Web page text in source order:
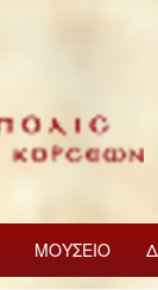
ΜΟΥΣΕΙΟ